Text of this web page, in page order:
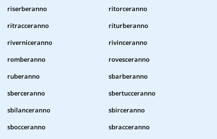
riserberanno
ritorceranno
ritracceranno
riturberanno
riverniceranno
rivinceranno
romberanno
rovesceranno
ruberanno
sbarberanno
sberceranno
sbertucceranno
sbilanceranno
sbirceranno
sbocceranno
sbracceranno